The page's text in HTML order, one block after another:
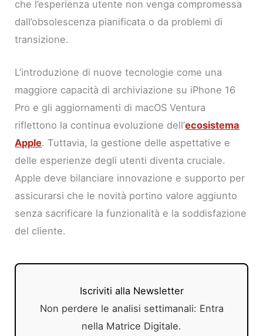
che l’esperienza utente non venga compromessa
dall’obsolescenza pianificata o da problemi di
transizione.
L’introduzione di nuove tecnologie come una
maggiore capacità di archiviazione su iPhone 16
Pro e gli aggiornamenti di macOS Ventura
riflettono la continua evoluzione dell’ecosistema
Apple. Tuttavia, la gestione delle aspettative e
delle esperienze degli utenti diventa cruciale.
Apple deve bilanciare innovazione e supporto per
assicurarsi che le novità portino valore aggiunto
senza sacrificare la funzionalità e la soddisfazione
del cliente.
Iscriviti alla Newsletter
Non perdere le analisi settimanali: Entra
nella Matrice Digitale.